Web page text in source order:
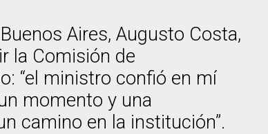
Aires, Augusto Costa,
la Comisión de
“el ministro confió en mí
momento y una
camino en la institución”.